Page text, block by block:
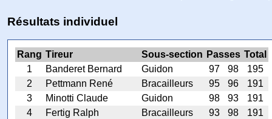
Résultats individuel
Rang Tireur Sous-section Passes Total
1
Banderet Bernard Guidon 97 98
195
2
Pettmann René Bracailleurs 95 96
191
3
Minotti Claude Guidon 98 93
191
4
Fertig Ralph Bracailleurs 93 98
191